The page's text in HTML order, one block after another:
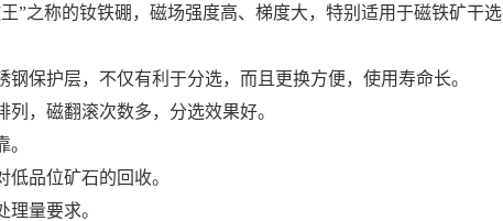
”之称的钕铁硼，磁场强度高、梯度大，特别适用于磁铁矿干
保护层，不仅有利于分选，而且更换方便，使用寿命长。
，磁翻滚次数多，分选效果好。
品位矿石的回收。
量要求。